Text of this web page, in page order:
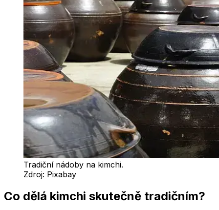
Tradiční nádoby na kimchi.
Zdroj: Pixabay
Co dělá kimchi skutečně tradičním?